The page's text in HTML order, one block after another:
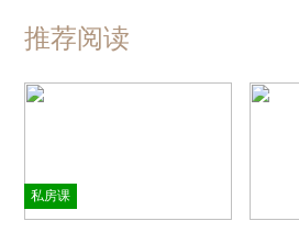
推荐阅读
私房课